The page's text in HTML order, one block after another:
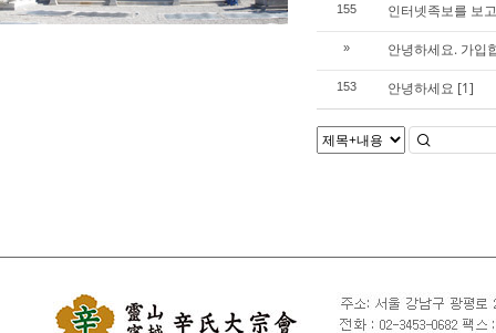
155 인터넷족보를 보
» 안녕하세요. 가입
153 안녕하세요 [1]